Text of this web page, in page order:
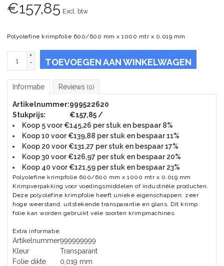
€157,85 Excl. btw
Polyolefine krimpfolie 600/600 mm x 1000 mtr x 0.019 mm
+
-
TOEVOEGEN AAN WINKELWAGEN
Informatie Reviews (0)
Artikelnummer:999522620
Stukprijs:
€157,85 /
Koop 5 voor €145,26 per stuk en bespaar 8%
Koop 10 voor €139,88 per stuk en bespaar 11%
Koop 20 voor €131,27 per stuk en bespaar 17%
Koop 30 voor €126,97 per stuk en bespaar 20%
Koop 40 voor €121,59 per stuk en bespaar 23%
Polyolefine krimpfolie 600/600 mm x 1000 mtr x 0.019 mm
Krimpverpakking voor voedingsmiddelen of industriële producten.
Deze polyolefine krimpfolie heeft unieke eigenschappen: zeer
hoge weerstand, uitstekende transparantie en glans. Dit krimp
folie kan worden gebruikt vele soorten krimpmachines.
Extra informatie:
Artikelnummer999999999
Kleur
Transparant
Folie dikte
0,019 mm